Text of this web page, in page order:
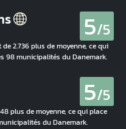
5/5
2.736 plus de moyenne, ce qui
98 municipalités du Danemark.
5/5
plus de moyenne, ce qui place
du Danemark.